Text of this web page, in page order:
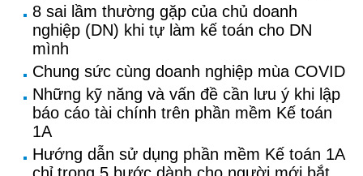
8 sai lầm thường gặp của chủ doanh
nghiệp (DN) khi tự làm kế toán cho DN
mình
Chung sức cùng doanh nghiệp mùa COVID
Những kỹ năng và vấn đề cần lưu ý khi lập
báo cáo tài chính trên phần mềm Kế toán
1A
Hướng dẫn sử dụng phần mềm Kế toán 1A